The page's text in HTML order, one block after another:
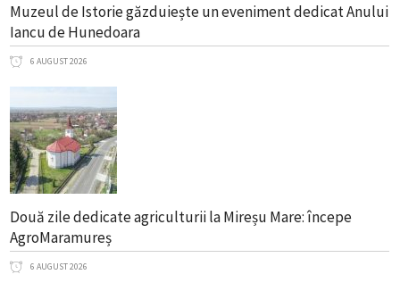
Muzeul de Istorie găzduiește un eveniment dedicat Anului
Iancu de Hunedoara
6 AUGUST 2026
Două zile dedicate agriculturii la Mireșu Mare: începe
AgroMaramureș
6 AUGUST 2026